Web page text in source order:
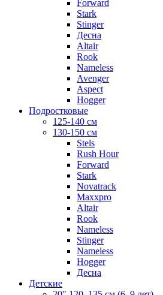
Forward
Stark
Stinger
Десна
Altair
Rook
Nameless
Avenger
Aspect
Hogger
Подростковые
125-140 см
130-150 см
Stels
Rush Hour
Forward
Stark
Novatrack
Maxxpro
Altair
Rook
Nameless
Stinger
Nameless
Hogger
Десна
Детские